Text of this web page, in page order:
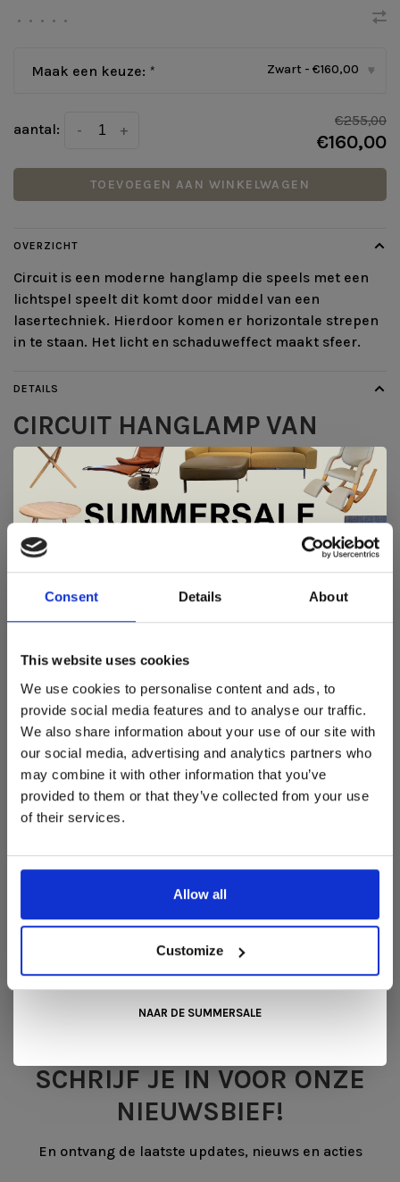
Consent Details About
This website uses cookies
We use cookies to personalise content and ads, to
provide social media features and to analyse our traffic.
We also share information about your use of our site with
our social media, advertising and analytics partners who
may combine it with other information that you’ve
provided to them or that they’ve collected from your use
of their services.
Allow all
Customize
• • • • •
Maak een keuze: * Zwart - €160,00 ▾
aantal: +
-
€255,00
€160,00
TOEVOEGEN AAN WINKELWAGEN
OVERZICHT
Circuit is een moderne hanglamp die speels met een
lichtspel speelt dit komt door middel van een
lasertechniek. Hierdoor komen er horizontale strepen
in te staan. Het licht en schaduweffect maakt sfeer.
DETAILS
CIRCUIT HANGLAMP VAN
LUMICOM
Informatie showroommodel
Uitvoering: Hanglamp
Kleur: Zwart
Diameter: 60∅
Licht: LED E27
Kelvin: 2700K
SCHRIJF JE IN VOOR ONZE
NIEUWSBIEF!
En ontvang de laatste updates, nieuws en acties
De Summer Sale bij Snip Wonen+ is
gestart!
woonaccessoires aan te schaffen met aantrekkelijke kortingen.
In onze showroom vind je een uitgebreide selectie
designmeubelen van gerenommeerde Nederlandse en Europese
merken. Onder andere showroommodellen vanHarvink,
Gelderland,Swedese,Sculptures JeuxenArtisanzijn nu extra
voordelig verkrijgbaar. Profiteer van unieke aanbiedingen zolang
de voorraad strekt!
Liever nieuw bestellen? Ook dan krijgt u een vriendelijke
designmeubel geheel naar wens samen te stellen, met de
mag verwachten.
Kom langs in onze showroom, doe inspiratie op en ontdek de
mooiste aanbiedingen tijdens de
Summer Sale van Snip
. De koffie of thee staat voor je klaar!
NAAR DE SUMMERSALE